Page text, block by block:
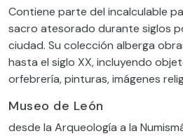
Contiene parte del incalculable
sacro atesorado durante siglos
ciudad. Su colección alberga
hasta el siglo XX, incluyendo
orfebrería, pinturas, imágenes
Museo de León
desde la Arqueología a la